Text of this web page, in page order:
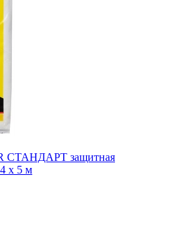
СТАНДАРТ защитная
х 5 м